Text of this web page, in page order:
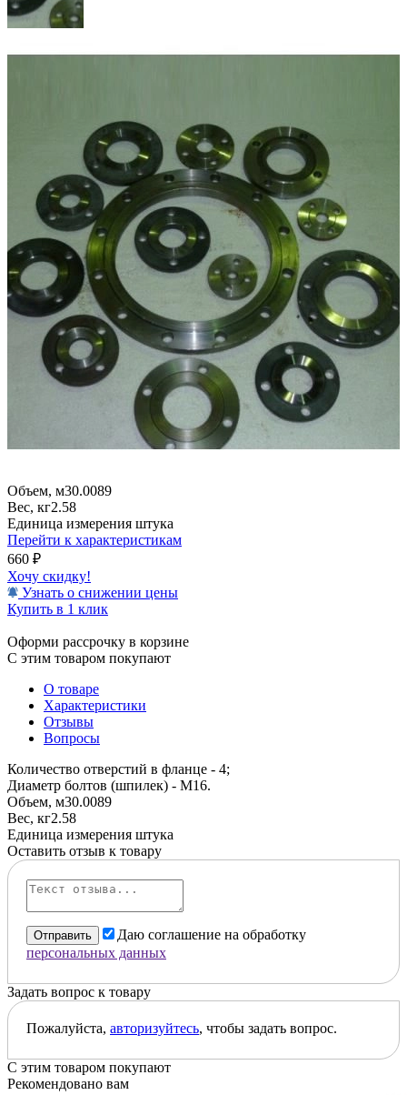
Объем, м30.0089
Вес, кг2.58
Единица измерения штука
Перейти к характеристикам
660 ₽
Хочу скидку!
Узнать о снижении цены
Купить в 1 клик
Оформи рассрочку в корзине
С этим товаром покупают
О товаре
Характеристики
Отзывы
Вопросы
Количество отверстий в фланце - 4;
Диаметр болтов (шпилек) - М16.
Объем, м30.0089
Вес, кг2.58
Единица измерения штука
Оставить отзыв к товару
Отправить
Даю соглашение на обработку
персональных данных
Задать вопрос к товару
Пожалуйста, авторизуйтесь, чтобы задать вопрос.
С этим товаром покупают
Рекомендовано вам